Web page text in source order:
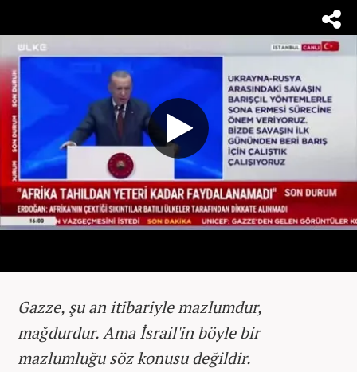
Gazze, şu an itibariyle mazlumdur,
mağdurdur. Ama İsrail'in böyle bir
mazlumluğu söz konusu değildir.